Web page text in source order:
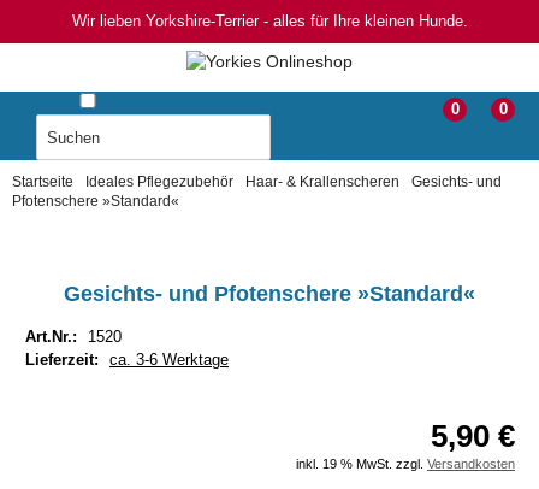
Wir lieben Yorkshire-Terrier - alles für Ihre kleinen Hunde.
0
0
Startseite Ideales Pflegezubehör Haar- & Krallenscheren
Gesichts- und
Pfotenschere »Standard«
Gesichts- und Pfotenschere »Standard«
Art.Nr.:
1520
Lieferzeit:
ca. 3-6 Werktage
5,90 €
inkl. 19 % MwSt. zzgl. Versandkosten